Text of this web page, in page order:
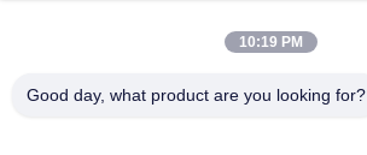
10:19 PM
Good day, what product are you looking for?